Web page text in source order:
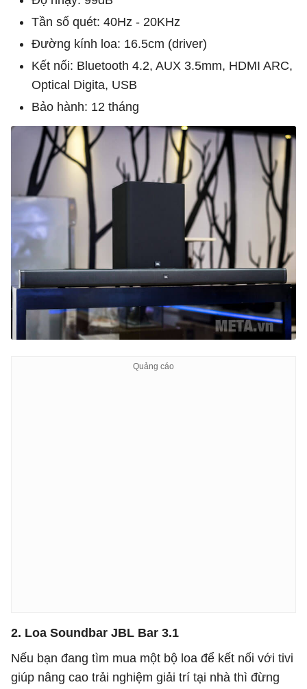
Tần số quét: 40Hz - 20KHz
Đường kính loa: 16.5cm (driver)
Kết nối: Bluetooth 4.2, AUX 3.5mm, HDMI ARC,
Optical Digita, USB
Bảo hành: 12 tháng
2. Loa Soundbar JBL Bar 3.1
Nếu bạn đang tìm mua một bộ loa để kết nối với tivi
giúp nâng cao trải nghiệm giải trí tại nhà thì đừng